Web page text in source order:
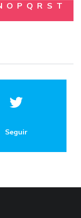
O P Q R S T
Seguir